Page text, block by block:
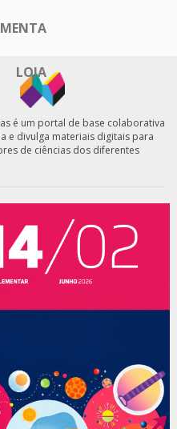
LOJA
é um portal de base colaborativa
e divulga materiais digitais para
de ciências dos diferentes